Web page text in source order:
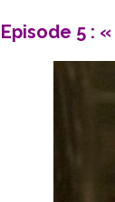
Episode 5 : «